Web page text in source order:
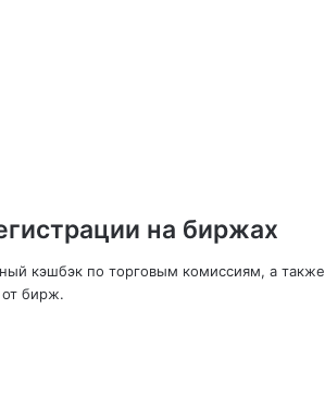
на биржах
кэшбэк по торговым комиссиям, а также
бирж.